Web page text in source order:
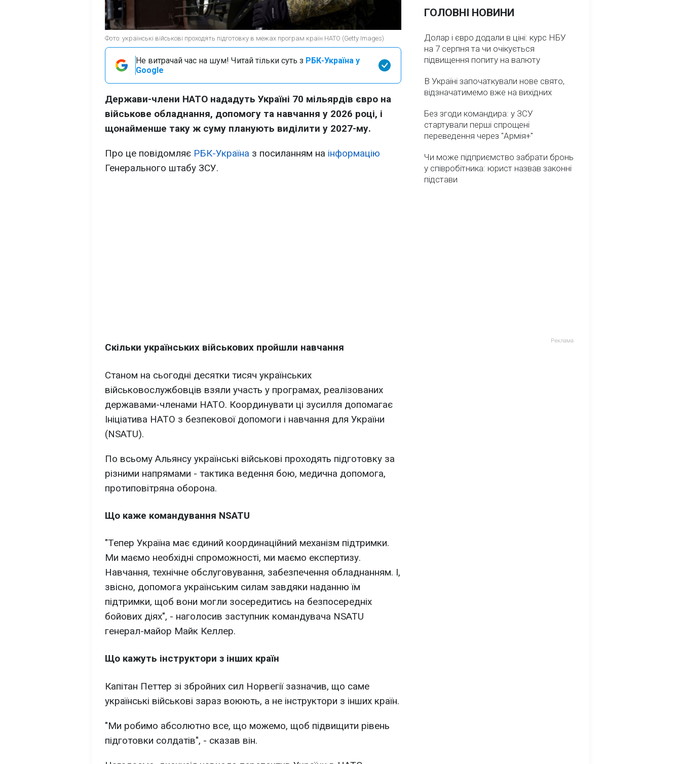
Фото: українські військові проходять підготовку в межах програм країн НАТО (Getty Images)
Не витрачай час на шум! Читай тільки суть з РБК-Україна у
Google
Держави-члени НАТО нададуть Україні 70 мільярдів євро на
військове обладнання, допомогу та навчання у 2026 році, і
щонайменше таку ж суму планують виділити у 2027-му.
Про це повідомляє РБК-Україна з посиланням на інформацію
Генерального штабу ЗСУ.
Скільки українських військових пройшли навчання
Станом на сьогодні десятки тисяч українських
військовослужбовців взяли участь у програмах, реалізованих
державами-членами НАТО. Координувати ці зусилля допомагає
Ініціатива НАТО з безпекової допомоги і навчання для України
(NSATU).
По всьому Альянсу українські військові проходять підготовку за
різними напрямами - тактика ведення бою, медична допомога,
протиповітряна оборона.
Що каже командування NSATU
"Тепер Україна має єдиний координаційний механізм підтримки.
Ми маємо необхідні спроможності, ми маємо експертизу.
Навчання, технічне обслуговування, забезпечення обладнанням. І,
звісно, допомога українським силам завдяки наданню їм
підтримки, щоб вони могли зосередитись на безпосередніх
бойових діях", - наголосив заступник командувача NSATU
генерал-майор Майк Келлер.
Що кажуть інструктори з інших країн
Капітан Петтер зі збройних сил Норвегії зазначив, що саме
українські військові зараз воюють, а не інструктори з інших країн.
"Ми робимо абсолютно все, що можемо, щоб підвищити рівень
підготовки солдатів", - сказав він.
ГОЛОВНІ НОВИНИ
Долар і євро додали в ціні: курс НБУ
на 7 серпня та чи очікується
підвищення попиту на валюту
В Україні започаткували нове свято,
відзначатимемо вже на вихідних
Без згоди командира: у ЗСУ
стартували перші спрощені
переведення через "Армія+"
Чи може підприємство забрати бронь
у співробітника: юрист назвав законні
підстави